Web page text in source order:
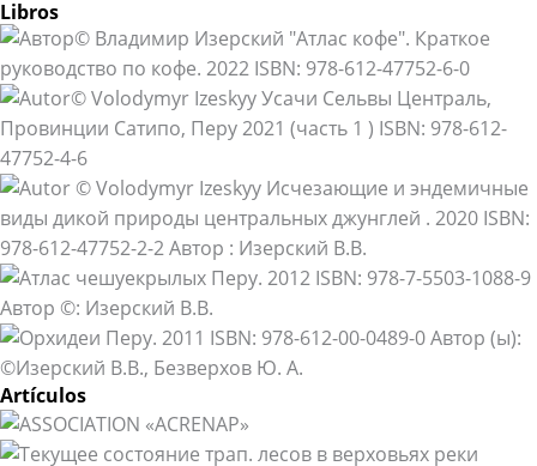
Libros
Artículos